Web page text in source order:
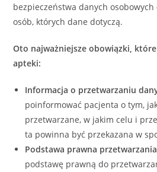
bezpieczeństwa danych
osób, których dane dotyczą.
Oto najważniejsze obowiązki, które
apteki:
Informacja o przetwarzaniu
poinformować pacjenta o tym,
przetwarzane, w jakim celu i
ta powinna być przekazana w
Podstawa prawna
podstawę prawną do